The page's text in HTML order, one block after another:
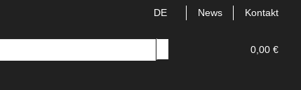
DE News Kontakt
0,00 €